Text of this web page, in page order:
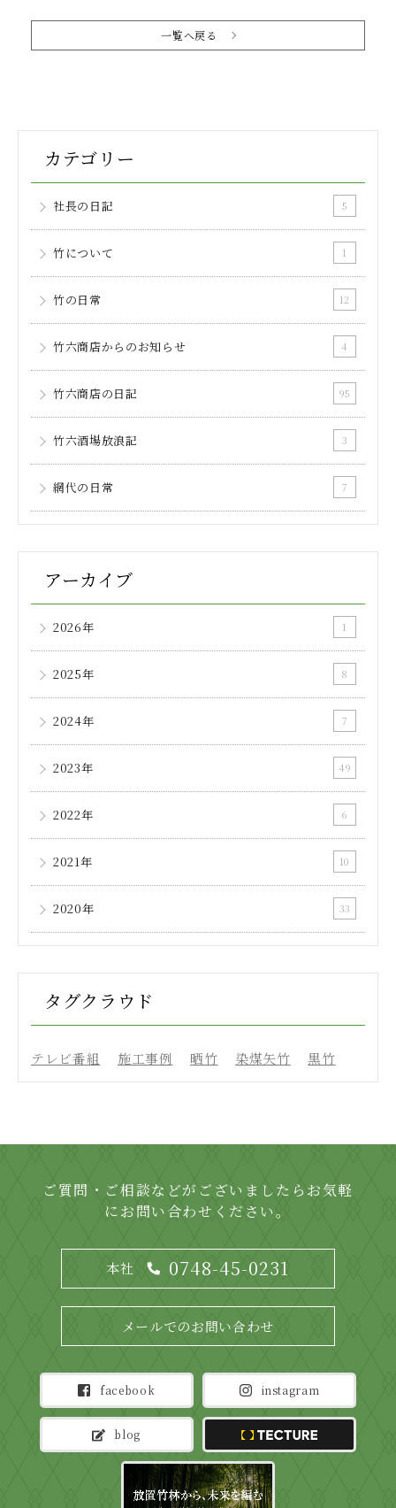
一覧へ戻る
カテゴリー
社長の日記 5
竹について 1
竹の日常 12
竹六商店からのお知らせ 4
竹六商店の日記 95
竹六酒場放浪記 3
網代の日常 7
アーカイブ
2026年 1
2025年 8
2024年 7
2023年 49
2022年 6
2021年 10
2020年 33
タグクラウド
テレビ番組 施工事例 晒竹 染煤矢竹 黒竹
ご質問・ご相談などがございましたらお気軽
にお問い合わせください。
本社 0748-45-0231
メールでのお問い合わせ
facebook instagram
blog TECTURE